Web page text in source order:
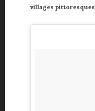
villages pittoresques